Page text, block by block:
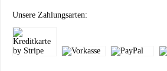
Unsere Zahlungsarten: